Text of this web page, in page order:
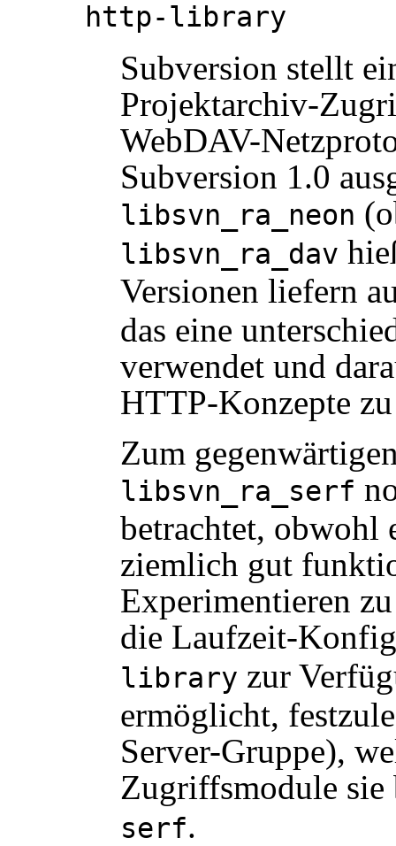
http-library
Subversion stellt
Projektarchiv-
WebDAV-
Subversion 1.0
libsvn_ra_neon
libsvn_ra_dav
Versionen liefern
das eine
verwendet und
HTTP-Konzepte
Zum
libsvn_ra_serf
betrachtet, obwohl
ziemlich gut
Experimentieren
die Laufzeit-
library zur
ermöglicht,
Server-Gruppe),
Zugriffsmodule
serf.